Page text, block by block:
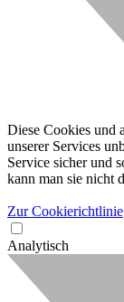
Diese Cookies und
unserer Services
Service sicher und
kann man sie nicht
Zur Cookierichtlinie
Analytisch